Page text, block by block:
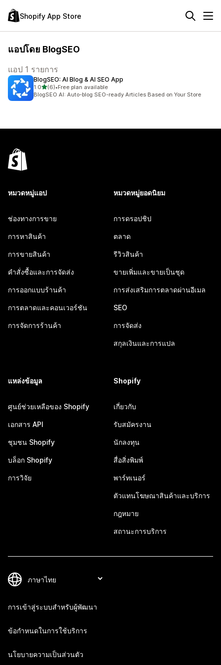
Shopify App Store
แอปโดย BlogSEO
แอป 1 รายการ
BlogSEO: AI Blog & AI SEO App
1.0เต็ม 5 ดาว
(6)
ทั้งหมด 6 รีวิว
•Free plan available
BlogSEO AI: Auto-blog SEO-ready Articles Based on Your Store
หมวดหมู่แอป
ช่องทางการขาย
การหาสินค้า
การขายสินค้า
คำสั่งซื้อและการจัดส่ง
การออกแบบร้านค้า
การตลาดและคอนเวอร์ชัน
การจัดการร้านค้า
หมวดหมู่ยอดนิยม
การดรอปชิป
ตลาด
รีวิวสินค้า
ขายเพิ่มและขายเป็นชุด
การส่งเสริมการตลาดผ่านอีเมล
SEO
การจัดส่ง
สกุลเงินและการแปล
แหล่งข้อมูล
ศูนย์ช่วยเหลือของ Shopify
เอกสาร API
ชุมชน Shopify
บล็อก Shopify
การวิจัย
Shopify
เกี่ยวกับ
รับสมัครงาน
นักลงทุน
สื่อสิ่งพิมพ์
พาร์ทเนอร์
ตัวแทนโฆษณาสินค้าและบริการ
กฎหมาย
สถานะการบริการ
การเข้าสู่ระบบสำหรับผู้พัฒนา
ข้อกำหนดในการใช้บริการ
นโยบายความเป็นส่วนตัว